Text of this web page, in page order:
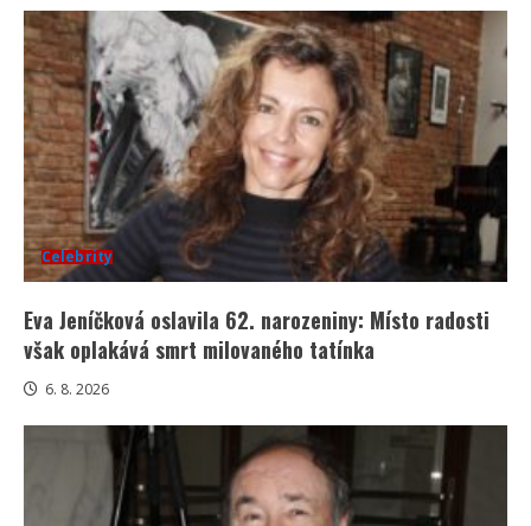
Celebrity
Eva Jeníčková oslavila 62. narozeniny: Místo radosti
však oplakává smrt milovaného tatínka
6. 8. 2026